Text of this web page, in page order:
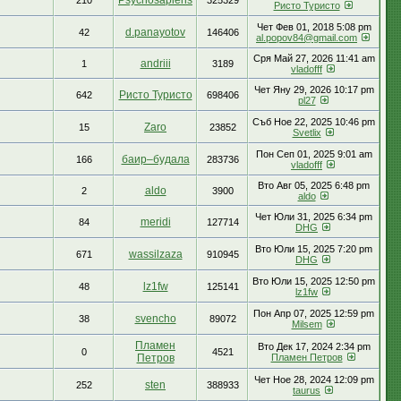
Ристо Туристо
42 d.panayotov 146406
Чет Фев 01, 2018 5:08 pm
al.popov84@gmail.com
1 andriii 3189
Сря Май 27, 2026 11:41 am
vladofff
642 Ристо Туристо 698406
Чет Яну 29, 2026 10:17 pm
pl27
15 Zaro 23852
Съб Ное 22, 2025 10:46 pm
Svetlix
166 баир–будала 283736
Пон Сеп 01, 2025 9:01 am
vladofff
2 aldo 3900
Вто Авг 05, 2025 6:48 pm
aldo
84 meridi 127714
Чет Юли 31, 2025 6:34 pm
DHG
671 wassilzaza 910945
Вто Юли 15, 2025 7:20 pm
DHG
48 lz1fw 125141
Вто Юли 15, 2025 12:50 pm
lz1fw
38 svencho 89072
Пон Апр 07, 2025 12:59 pm
Milsem
0
Пламен
Петров
4521
Вто Дек 17, 2024 2:34 pm
Пламен Петров
252 sten 388933
Чет Ное 28, 2024 12:09 pm
taurus